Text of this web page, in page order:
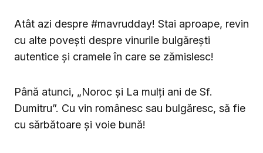
Atât azi despre #mavrudday! Stai aproape, revin
cu alte povești despre vinurile bulgărești
autentice și cramele în care se zămislesc!
Până atunci, „Noroc și La mulți ani de Sf.
Dumitru”. Cu vin românesc sau bulgăresc, să fie
cu sărbătoare și voie bună!